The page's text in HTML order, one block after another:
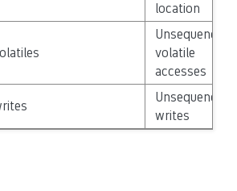
location
Unsequenced
volatile
accesses
Unsequenced
writes